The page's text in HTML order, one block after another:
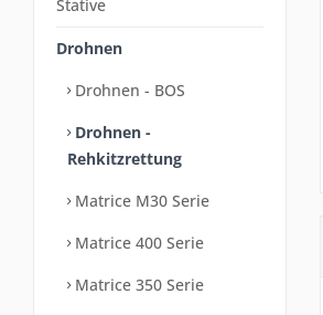
Stative
Drohnen
Drohnen - BOS
Drohnen -
Rehkitzrettung
Matrice M30 Serie
Matrice 400 Serie
Matrice 350 Serie